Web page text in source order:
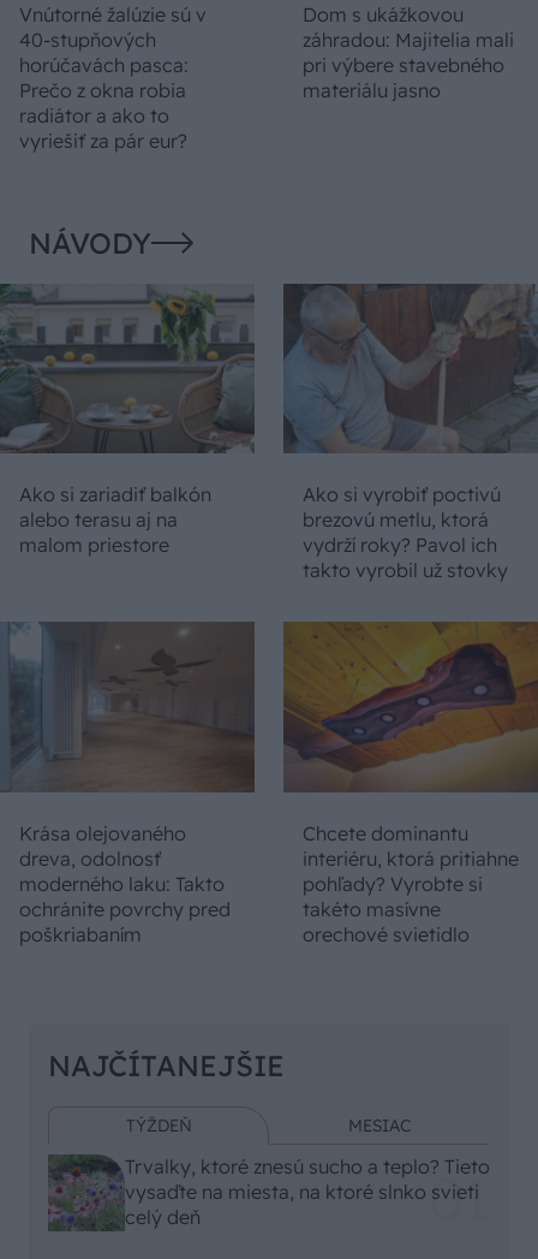
Vnútorné žalúzie sú v
40-stupňových
horúčavách pasca:
Prečo z okna robia
radiátor a ako to
vyriešiť za pár eur?
Dom s ukážkovou
záhradou: Majitelia mali
pri výbere stavebného
materiálu jasno
NÁVODY
Ako si zariadiť balkón
alebo terasu aj na
malom priestore
Ako si vyrobiť poctivú
brezovú metlu, ktorá
vydrží roky? Pavol ich
takto vyrobil už stovky
Krása olejovaného
dreva, odolnosť
moderného laku: Takto
ochránite povrchy pred
poškriabaním
Chcete dominantu
interiéru, ktorá pritiahne
pohľady? Vyrobte si
takéto masívne
orechové svietidlo
NAJČÍTANEJŠIE
TÝŽDEŇ MESIAC
Trvalky, ktoré znesú sucho a teplo? Tieto
vysaďte na miesta, na ktoré slnko svieti
celý deň